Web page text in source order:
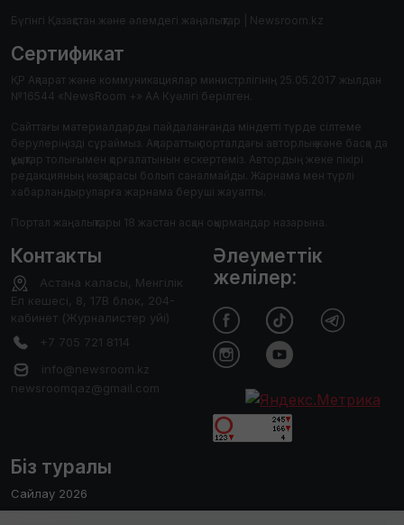
Бүгінгі Қазақстан және әлемдегі жаңалықтар | Newsroom.kz
Сертификат
ҚР Ақпарат және коммуникациялар министрлігінің 25.05.2017 жылдан
№16544 «NewsRoom +» АА Куәлігі берілген.
Сайттағы материалдарды пайдаланғанда міндетті түрде сілтеме
берулеріңізді сұраймыз. Ақпараттық порталдағы авторлық және басқа да
құқықтар толығымен қорғалатынын ескертеміз. Автордың жеке пікірі
редакцияның көзқарасы болып саналмайды. Жарнама мен түрлі
хабарландыруларға жарнама беруші жауапты.
Портал жаңалықтары 18 жастан асқан оқырмандар назарына.
Контакты
Астана каласы, Менгілік
Ел кешесі, 8, 17В блок, 204-
кабинет (Журналистер уйі)
+7 705 721 8114
info@newsroom.kz
newsroomqaz@gmail.com
Біз туралы
Сайлау 2026
Әлеуметтік
желілер: